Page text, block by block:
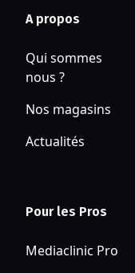
A propos
Qui sommes
nous ?
Nos magasins
Actualités
Pour les Pros
Mediaclinic Pro